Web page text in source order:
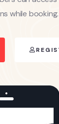
while booking.